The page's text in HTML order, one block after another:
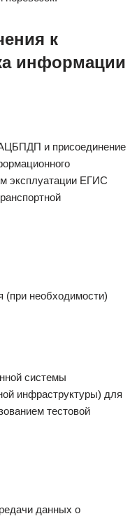
к
информации
и присоединение
эксплуатации ЕГИС
(при необходимости)
системы
инфраструктуры) для
тестовой
данных о